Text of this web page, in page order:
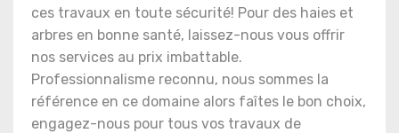
ces travaux en toute sécurité! Pour des haies et
arbres en bonne santé, laissez-nous vous offrir
nos services au prix imbattable.
Professionnalisme reconnu, nous sommes la
référence en ce domaine alors faîtes le bon choix,
engagez-nous pour tous vos travaux de